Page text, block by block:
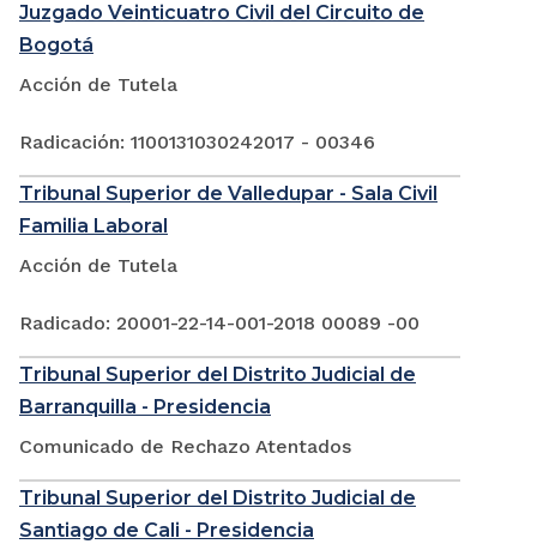
Juzgado Veinticuatro Civil del Circuito de
Bogotá
Acción de Tutela
Radicación: 1100131030242017 - 00346
Tribunal Superior de Valledupar - Sala Civil
Familia Laboral
Acción de Tutela
Radicado: 20001-22-14-001-2018 00089 -00
Tribunal Superior del Distrito Judicial de
Barranquilla - Presidencia
Comunicado de Rechazo Atentados
Tribunal Superior del Distrito Judicial de
Santiago de Cali - Presidencia